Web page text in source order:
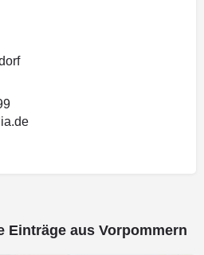
§27
Einträge aus Vorpommern